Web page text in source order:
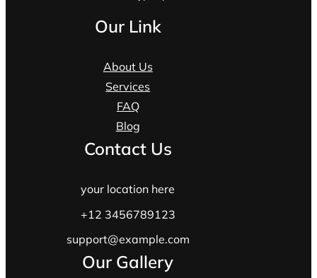
Our Link
About Us
Services
FAQ
Blog
Contact Us
your location here
+12 3456789123
support@example.com
Our Gallery